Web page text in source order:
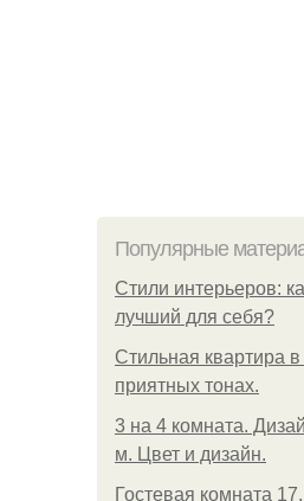
Популярные
Стили интерьеров:
лучший для себя?
Стильная квартира
приятных тонах.
3 на 4 комната.
м. Цвет и дизайн.
Гостевая комната